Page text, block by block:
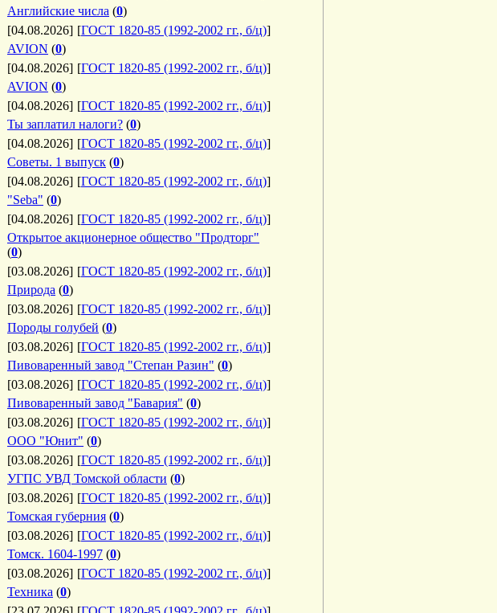
Английские числа (0)
[04.08.2026] [ГОСТ 1820-85 (1992-2002 гг., б/ц)]
AVION (0)
[04.08.2026] [ГОСТ 1820-85 (1992-2002 гг., б/ц)]
AVION (0)
[04.08.2026] [ГОСТ 1820-85 (1992-2002 гг., б/ц)]
Ты заплатил налоги? (0)
[04.08.2026] [ГОСТ 1820-85 (1992-2002 гг., б/ц)]
Советы. 1 выпуск (0)
[04.08.2026] [ГОСТ 1820-85 (1992-2002 гг., б/ц)]
"Seba" (0)
[04.08.2026] [ГОСТ 1820-85 (1992-2002 гг., б/ц)]
Открытое акционерное общество "Продторг"
(0)
[03.08.2026] [ГОСТ 1820-85 (1992-2002 гг., б/ц)]
Природа (0)
[03.08.2026] [ГОСТ 1820-85 (1992-2002 гг., б/ц)]
Породы голубей (0)
[03.08.2026] [ГОСТ 1820-85 (1992-2002 гг., б/ц)]
Пивоваренный завод "Степан Разин" (0)
[03.08.2026] [ГОСТ 1820-85 (1992-2002 гг., б/ц)]
Пивоваренный завод "Бавария" (0)
[03.08.2026] [ГОСТ 1820-85 (1992-2002 гг., б/ц)]
ООО "Юнит" (0)
[03.08.2026] [ГОСТ 1820-85 (1992-2002 гг., б/ц)]
УГПС УВД Томской области (0)
[03.08.2026] [ГОСТ 1820-85 (1992-2002 гг., б/ц)]
Томская губерния (0)
[03.08.2026] [ГОСТ 1820-85 (1992-2002 гг., б/ц)]
Томск. 1604-1997 (0)
[03.08.2026] [ГОСТ 1820-85 (1992-2002 гг., б/ц)]
Техника (0)